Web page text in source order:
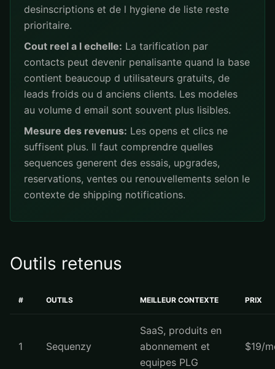
desinscriptions et de l hygiene de liste reste
prioritaire.
Cout reel a l echelle: La tarification par
contacts peut devenir penalisante quand la base
contient beaucoup d utilisateurs gratuits, de
leads froids ou d anciens clients. Les modeles
au volume d email sont souvent plus lisibles.
Mesure des revenus: Les opens et clics ne
suffisent plus. Il faut comprendre quelles
sequences generent des essais, upgrades,
reservations, ventes ou renouvellements selon le
contexte de shipping notifications.
Outils retenus
# OUTILS MEILLEUR CONTEXTE PRIX
1 Sequenzy
SaaS, produits en
abonnement et
equipes PLG
$19/